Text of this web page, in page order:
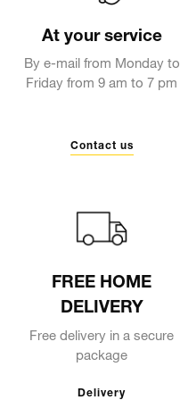
At your service
By e-mail from Monday to
Friday from 9 am to 7 pm
Contact us
FREE HOME
DELIVERY
Free delivery in a secure
package
Delivery